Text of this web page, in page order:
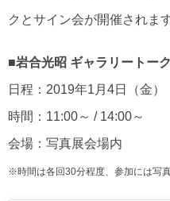
クとサイン会が開催されます
■岩合光昭 ギャラリートーク
日程：2019年1月4日（金）
時間：11:00～ / 14:00～
会場：写真展会場内
※時間は各回30分程度、参加には写